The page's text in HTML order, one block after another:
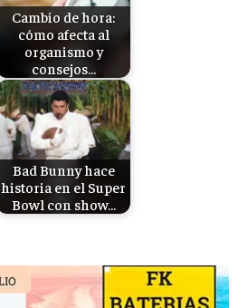
Cambio de hora:
cómo afecta al
organismo y
consejos…
Bad Bunny hace
historia en el Super
Bowl con show…